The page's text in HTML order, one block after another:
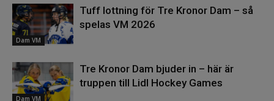
Dam VM
Tuff lottning för Tre Kronor Dam – så
spelas VM 2026
Dam VM
Tre Kronor Dam bjuder in – här är
truppen till Lidl Hockey Games